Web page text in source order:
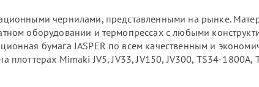
чернилами, представленными на рынке.
оборудовании и термопрессах с любыми
бумага JASPER по всем качественным и
Mimaki JV5, JV33, JV150, JV300, TS34-1800A,